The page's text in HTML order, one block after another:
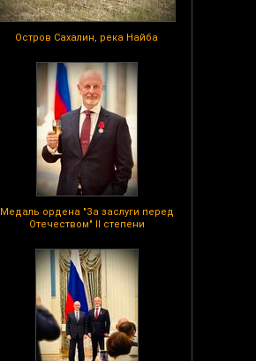
Остров Сахалин, река Найба
Медаль ордена "За заслуги перед
Отечеством" II степени